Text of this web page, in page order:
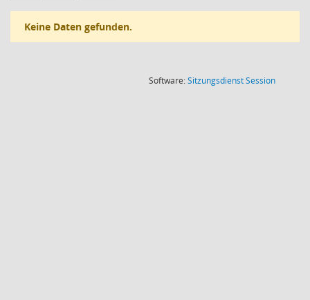
Keine Daten gefunden.
Software:SitzungsdienstSession(Wird in